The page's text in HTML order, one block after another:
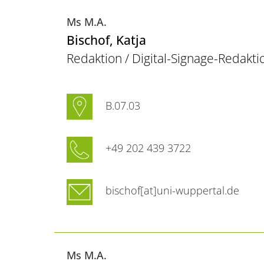
Ms M.A.
Bischof, Katja
Redaktion / Digital-Signage-
B.07.03
+49 202 439 3722
bischof[at]uni-wuppertal.de
Ms M.A.